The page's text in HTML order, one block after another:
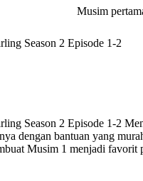
Musim
Season 2 Episode 1-2
Season 2 Episode 1-2
dengan bantuan yang
Musim 1 menjadi favorit